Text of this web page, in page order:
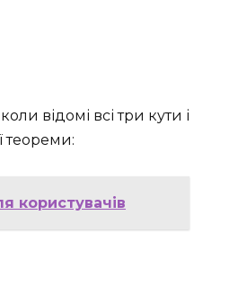
відомі всі три кути і
теореми:
користувачів